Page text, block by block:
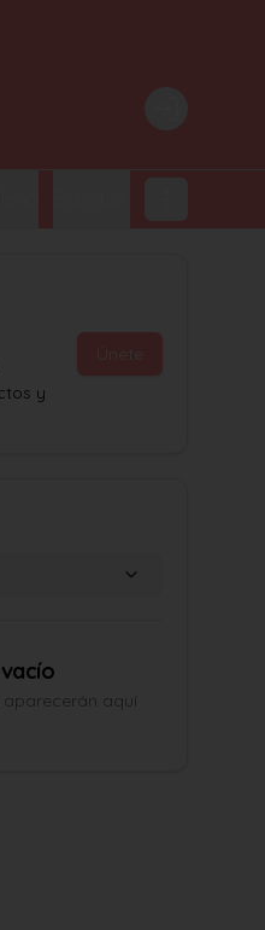
y
Únete
aquí